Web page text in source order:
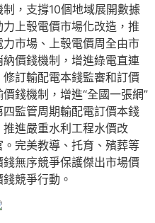
，支撐10個地域展開數據
上彀電價市場化改造，推
市場、上彀電價周全由市
價錢機制，增進綠電直連
訂輸配電本錢監審和訂價
錢機制，增進“全國一張網”
監管周期輸配電訂價本錢
進嚴重水利工程水價改
完美教導、托育、殯葬等
無序競爭保護傑出市場價
競爭行動。